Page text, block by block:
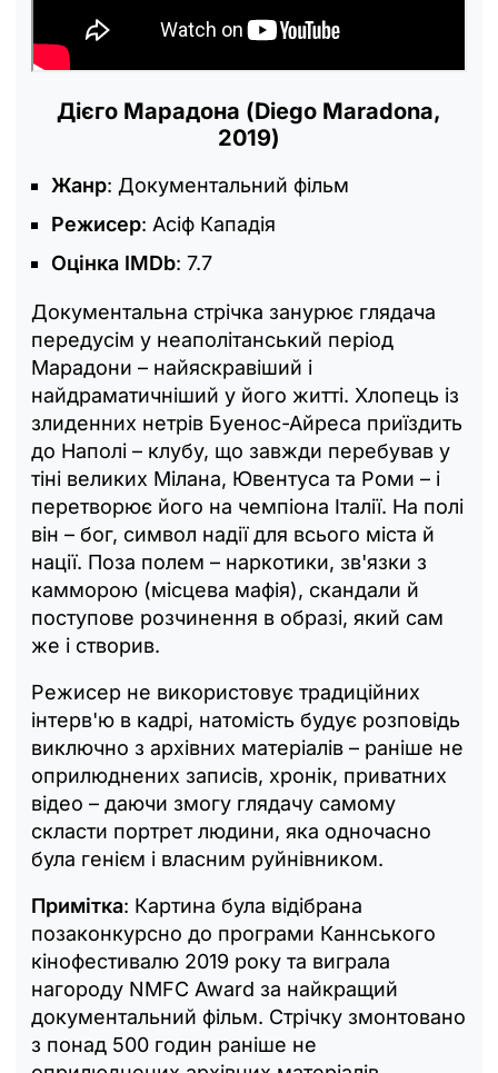
Дієго Марадона (Diego Maradona,
2019)
Жанр: Документальний фільм
Режисер: Асіф Кападія
Оцінка IMDb: 7.7
Документальна стрічка занурює глядача
передусім у неаполітанський період
Марадони – найяскравіший і
найдраматичніший у його житті. Хлопець із
злиденних нетрів Буенос-Айреса приїздить
до Наполі – клубу, що завжди перебував у
тіні великих Мілана, Ювентуса та Роми – і
перетворює його на чемпіона Італії. На полі
він – бог, символ надії для всього міста й
нації. Поза полем – наркотики, зв'язки з
камморою (місцева мафія), скандали й
поступове розчинення в образі, який сам
же і створив.
Режисер не використовує традиційних
інтерв'ю в кадрі, натомість будує розповідь
виключно з архівних матеріалів – раніше не
оприлюднених записів, хронік, приватних
відео – даючи змогу глядачу самому
скласти портрет людини, яка одночасно
була генієм і власним руйнівником.
Примітка: Картина була відібрана
позаконкурсно до програми Каннського
кінофестивалю 2019 року та виграла
нагороду NMFC Award за найкращий
документальний фільм. Стрічку змонтовано
з понад 500 годин раніше не